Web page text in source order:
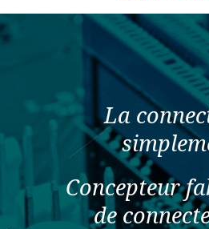
La
Concepteur
de